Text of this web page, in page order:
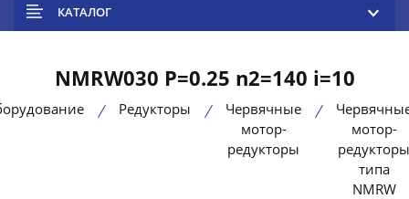
КАТАЛОГ
NMRW030 P=0.25 n2=140 i=10
Редукторы
Червячные
мотор-
редукторы
мотор-
редукторы
типа
NMRW